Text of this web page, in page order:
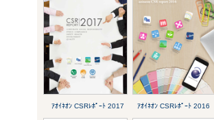
ｱｵｲﾈｵﾝ CSRﾚﾎﾟｰﾄ 2017 ｱｵｲﾈｵﾝ CSRﾚﾎﾟｰﾄ 2016